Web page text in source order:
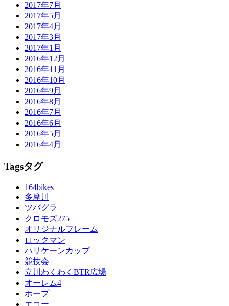
2017年7月
2017年5月
2017年4月
2017年3月
2017年1月
2016年12月
2016年11月
2016年10月
2016年9月
2016年8月
2016年7月
2016年6月
2016年5月
2016年4月
Tagsタグ
164bikes
多摩川
ツバグラ
クロモズ275
オリジナルフレーム
ロックマン
ハリケーンカップ
競技会
立川わくわくBTR広場
オーレム4
ホープ
エコー